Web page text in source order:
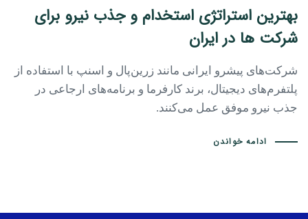
بهترین استراتژی‌ استخدام و جذب نیرو برای
شرکت‌ ها در ایران
شرکت‌های پیشرو ایرانی مانند زرین‌پال و اسنپ با استفاده از
پلتفرم‌های دیجیتال، برند کارفرما و برنامه‌های ارجاعی در
جذب نیرو موفق عمل می‌کنند.
ادامه خواندن